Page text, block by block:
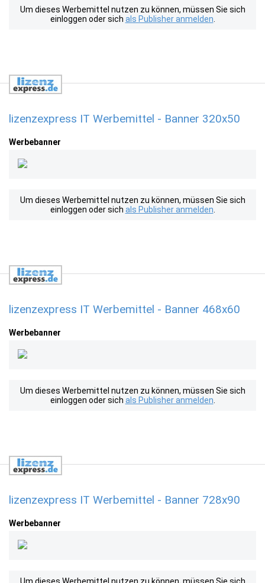
Um dieses Werbemittel nutzen zu können, müssen Sie sich
einloggen oder sich als Publisher anmelden
lizenzexpress IT Werbemittel - Banner 320x50
Werbebanner
Um dieses Werbemittel nutzen zu können, müssen Sie sich
einloggen oder sich als Publisher anmelden
lizenzexpress IT Werbemittel - Banner 468x60
Werbebanner
Um dieses Werbemittel nutzen zu können, müssen Sie sich
einloggen oder sich als Publisher anmelden
lizenzexpress IT Werbemittel - Banner 728x90
Werbebanner